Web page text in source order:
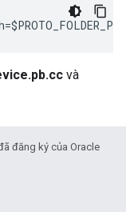
và
đăng ký của Oracle